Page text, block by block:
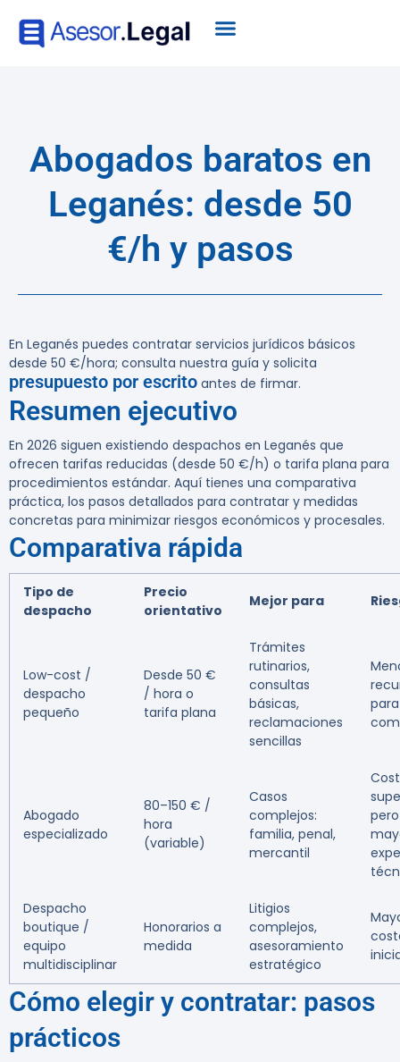
Abogados baratos en
Leganés: desde 50
€/h y pasos
En Leganés puedes contratar servicios jurídicos básicos
desde 50 €/hora; consulta nuestra guía y solicita
presupuesto por escrito antes de firmar.
Resumen ejecutivo
En 2026 siguen existiendo despachos en Leganés que
ofrecen tarifas reducidas (desde 50 €/h) o tarifa plana para
procedimientos estándar. Aquí tienes una comparativa
práctica, los pasos detallados para contratar y medidas
concretas para minimizar riesgos económicos y procesales.
Comparativa rápida
Tipo de
despacho
Precio
orientativo
Mejor para
Low-cost /
despacho
pequeño
Desde 50 €
/ hora o
tarifa plana
Trámites
rutinarios,
consultas
básicas,
reclamaciones
sencillas
Abogado
especializado
80–150 € /
hora
(variable)
Casos
complejos:
familia, penal,
mercantil
pero
Despacho
boutique /
equipo
multidisciplinar
Honorarios a
medida
Litigios
complejos,
asesoramiento
estratégico
Cómo elegir y contratar: pasos
prácticos